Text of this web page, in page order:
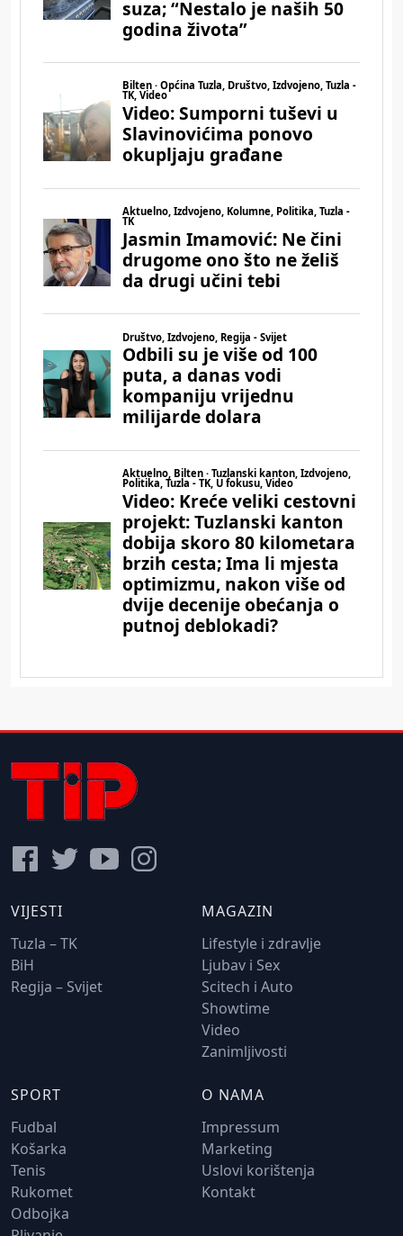
VIJESTI
Tuzla – TK
BiH
Regija – Svijet
MAGAZIN
Lifestyle i zdravlje
Ljubav i Sex
Scitech i Auto
Showtime
Video
Zanimljivosti
SPORT
Fudbal
Košarka
Tenis
Rukomet
Odbojka
O NAMA
Impressum
Marketing
Uslovi korištenja
Kontakt